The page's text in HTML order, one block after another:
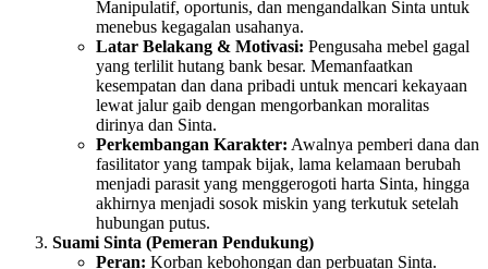
Manipulatif, oportunis, dan mengandalkan Sinta untuk
menebus kegagalan usahanya.
Latar Belakang & Motivasi: Pengusaha mebel gagal
yang terlilit hutang bank besar. Memanfaatkan
kesempatan dan dana pribadi untuk mencari kekayaan
lewat jalur gaib dengan mengorbankan moralitas
dirinya dan Sinta.
Perkembangan Karakter: Awalnya pemberi dana dan
fasilitator yang tampak bijak, lama kelamaan berubah
menjadi parasit yang menggerogoti harta Sinta, hingga
akhirnya menjadi sosok miskin yang terkutuk setelah
hubungan putus.
Suami Sinta (Pemeran Pendukung)
Peran: Korban kebohongan dan perbuatan Sinta.